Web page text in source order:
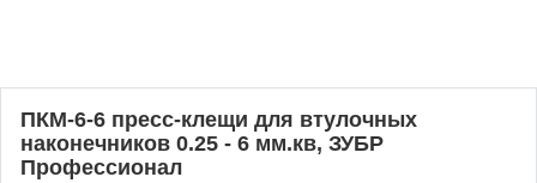
ПКМ-6-6 пресс-клещи для втулочных
наконечников 0.25 - 6 мм.кв, ЗУБР
Профессионал